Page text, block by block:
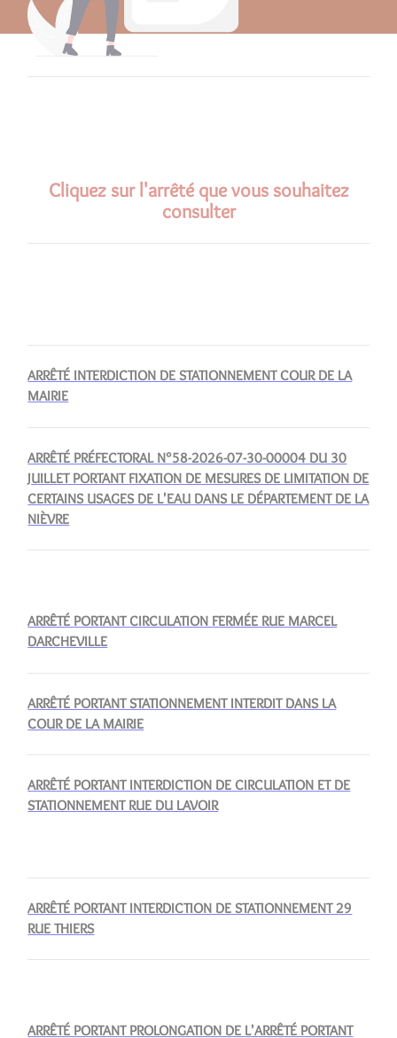
Cliquez sur l'arrêté que vous souhaitez
consulter
ARRÊTÉ INTERDICTION DE STATIONNEMENT COUR DE LA
MAIRIE
ARRÊTÉ PRÉFECTORAL N°58-2026-07-30-00004 DU 30
JUILLET PORTANT FIXATION DE MESURES DE LIMITATION DE
CERTAINS USAGES DE L'EAU DANS LE DÉPARTEMENT DE LA
NIÈVRE
ARRÊTÉ PORTANT CIRCULATION FERMÉE RUE MARCEL
DARCHEVILLE
ARRÊTÉ PORTANT STATIONNEMENT INTERDIT DANS LA
COUR DE LA MAIRIE
ARRÊTÉ PORTANT INTERDICTION DE CIRCULATION ET DE
STATIONNEMENT RUE DU LAVOIR
ARRÊTÉ PORTANT INTERDICTION DE STATIONNEMENT 29
RUE THIERS
ARRÊTÉ PORTANT PROLONGATION DE L'ARRÊTÉ PORTANT